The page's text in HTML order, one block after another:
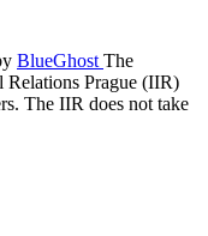
BlueGhostThe
Relations Prague (IIR)
The IIR does not take